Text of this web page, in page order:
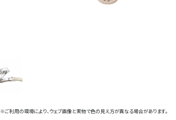
※ご利用の環境により、ウェブ画像と実物で色の見え方が異なる場合があります。